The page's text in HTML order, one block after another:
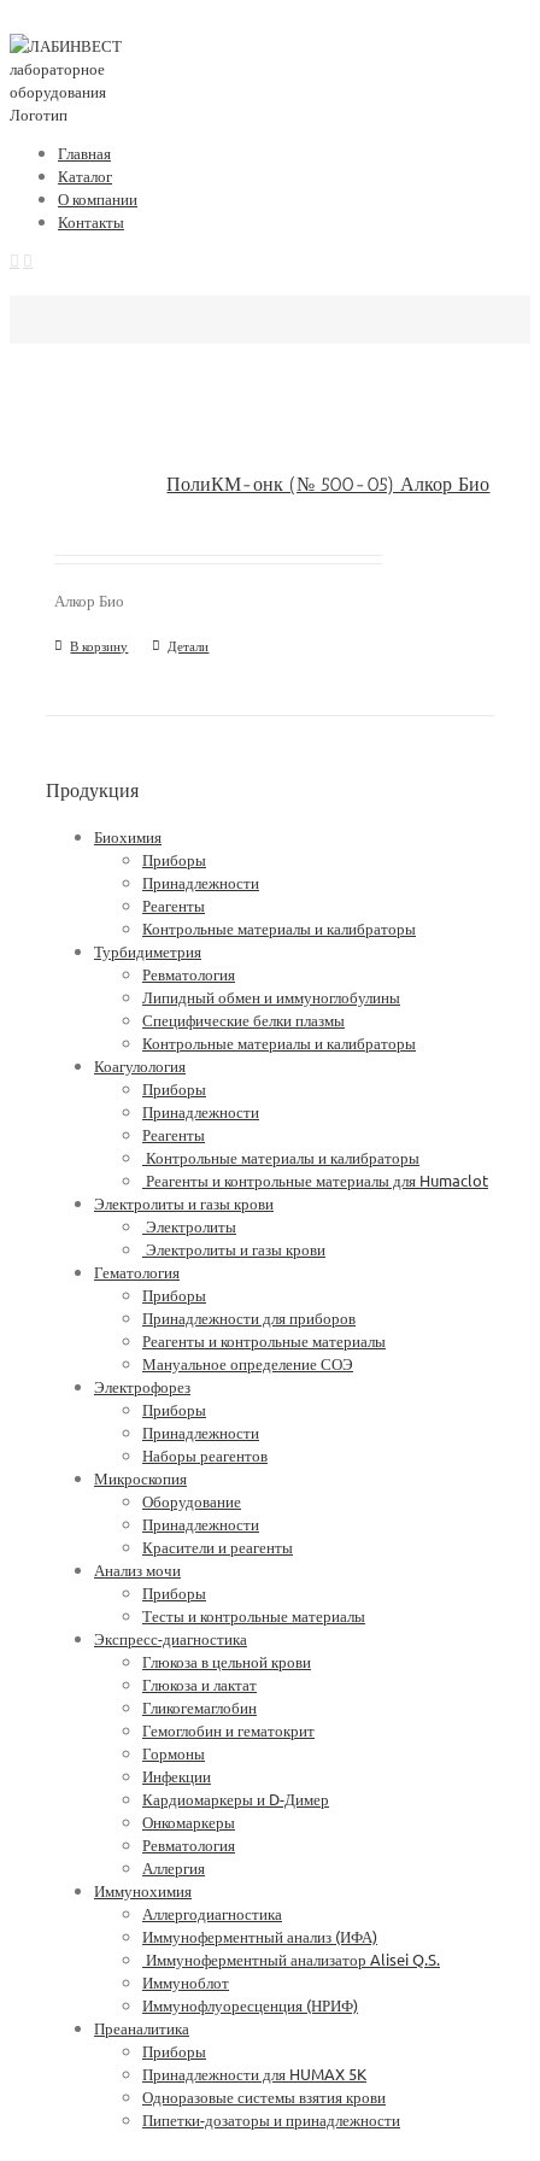
Главная
Каталог
О компании
Контакты
ПолиКМ-онк (№ 500-05) Алкор Био
Алкор Био
В корзину Детали
Продукция
Биохимия
Приборы
Принадлежности
Реагенты
Контрольные материалы и калибраторы
Турбидиметрия
Ревматология
Липидный обмен и иммуноглобулины
Специфические белки плазмы
Контрольные материалы и калибраторы
Коагулология
Приборы
Принадлежности
Реагенты
Контрольные материалы и калибраторы
Реагенты и контрольные материалы для Humaclot
Электролиты и газы крови
Электролиты
Электролиты и газы крови
Гематология
Приборы
Принадлежности для приборов
Реагенты и контрольные материалы
Мануальное определение СОЭ
Электрофорез
Приборы
Принадлежности
Наборы реагентов
Микроскопия
Оборудование
Принадлежности
Красители и реагенты
Анализ мочи
Приборы
Тесты и контрольные материалы
Экспресс-диагностика
Глюкоза в цельной крови
Глюкоза и лактат
Гликогемаглобин
Гемоглобин и гематокрит
Гормоны
Инфекции
Кардиомаркеры и D-Димер
Онкомаркеры
Ревматология
Аллергия
Иммунохимия
Аллергодиагностика
Иммуноферментный анализ (ИФА)
Иммуноферментный анализатор Alisei Q.S.
Иммуноблот
Иммунофлуоресценция (НРИФ)
Преаналитика
Приборы
Принадлежности для HUMAX 5K
Одноразовые системы взятия крови
Пипетки-дозаторы и принадлежности